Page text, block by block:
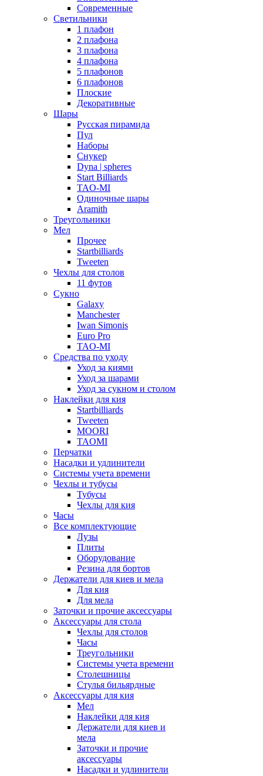
Современные
Светильники
1 плафон
2 плафона
3 плафона
4 плафона
5 плафонов
6 плафонов
Плоские
Декоративные
Шары
Русская пирамида
Пул
Наборы
Снукер
Dyna | spheres
Start Billiards
TAO-MI
Одиночные шары
Aramith
Треугольники
Мел
Прочее
Startbilliards
Tweeten
Чехлы для столов
11 футов
Сукно
Galaxy
Manchester
Iwan Simonis
Euro Pro
TAO-MI
Средства по уходу
Уход за киями
Уход за шарами
Уход за сукном и столом
Наклейки для кия
Startbilliards
Tweeten
MOORI
TAOMI
Перчатки
Насадки и удлинители
Системы учета времени
Чехлы и тубусы
Тубусы
Чехлы для кия
Часы
Все комплектующие
Лузы
Плиты
Оборудование
Резина для бортов
Держатели для киев и мела
Для кия
Для мела
Заточки и прочие аксессуары
Аксессуары для стола
Чехлы для столов
Часы
Треугольники
Системы учета времени
Столешницы
Стулья бильярдные
Аксессуары для кия
Мел
Наклейки для кия
Держатели для киев и
мела
Заточки и прочие
аксессуары
Насадки и удлинители